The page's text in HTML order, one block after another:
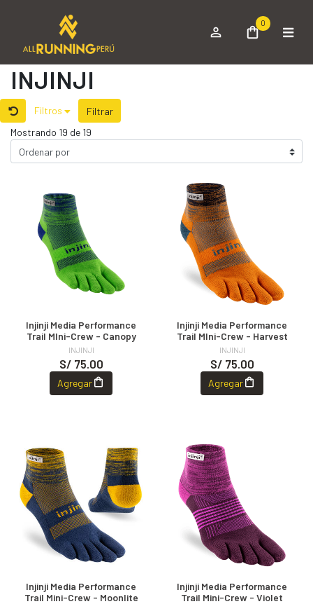
0
INJINJI
Filtros
Filtrar
Mostrando 19 de 19
Injinji Media Performance
Trail MIni-Crew - Canopy
INJINJI
S/ 75.00
Agregar
Injinji Media Performance
Trail MIni-Crew - Harvest
INJINJI
S/ 75.00
Agregar
Injinji Media Performance
Trail Mini-Crew - Moonlite
Injinji Media Performance
Trail Mini-Crew - Violet